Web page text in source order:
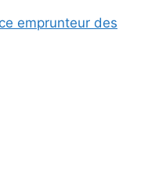
emprunteur des